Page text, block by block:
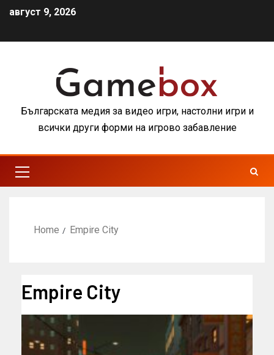
август 9, 2026
Българската медия за видео игри, настолни игри и
всички други форми на игрово забавление
Home Empire City
Empire City